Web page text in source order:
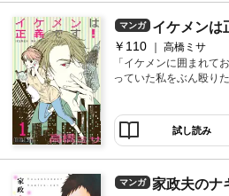
マンガ イケメンは
￥110
高橋ミサ
「イケメンに囲まれて
っていた私をぶん殴り
ない自分が憎い！！そ
は42歳のオヤジ俳優に
この作品は月刊オヤジ
います。
試し読み
マンガ 家政夫のナ